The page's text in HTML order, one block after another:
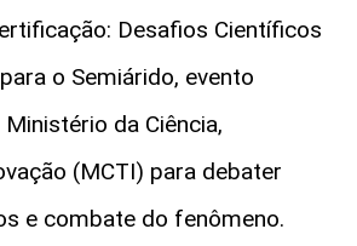
Desafios Científicos
o Semiárido, evento
da Ciência,
(MCTI) para debater
e combate do fenômeno.